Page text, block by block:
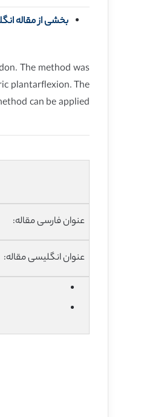
بخشی از مقاله
The method was
plantarflexion. The
can be applied
عنوان فارسی مقاله:
عنوان انگلیسی مقاله: